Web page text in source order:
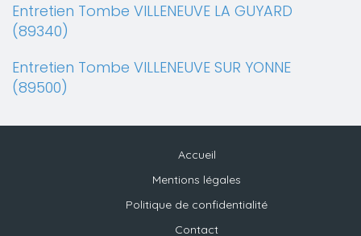
Entretien Tombe VILLENEUVE LA GUYARD
(89340)
Entretien Tombe VILLENEUVE SUR YONNE
(89500)
Accueil
Mentions légales
Politique de confidentialité
Contact